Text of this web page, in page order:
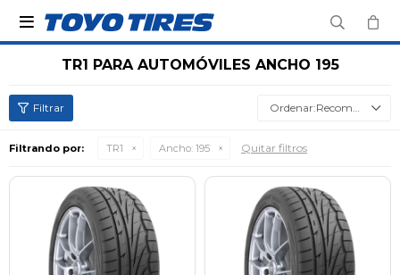

TR1 PARA AUTOMÓVILES ANCHO 195
Recomendados
Filtrando por: TR1 Ancho: 195 Quitar filtros